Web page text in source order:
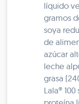
líquido
gramos
soya
de
azúcar
leche
grasa
Lala®